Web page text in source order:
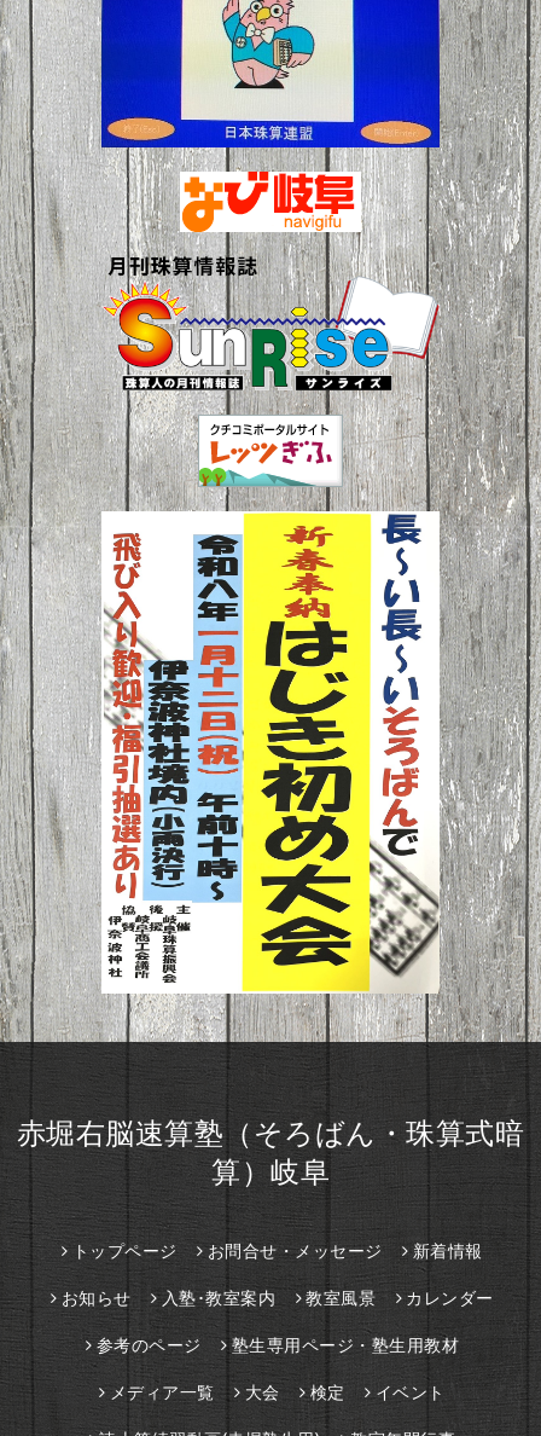
赤堀右脳速算塾（そろばん・珠算式暗
算）岐阜
トップページ お問合せ・メッセージ 新着情報
お知らせ 入塾･教室案内 教室風景 カレンダー
参考のページ 塾生専用ページ・塾生用教材
メディア一覧 大会 検定 イベント